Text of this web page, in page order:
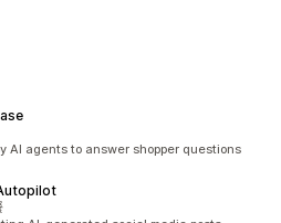
AI agents to answer shopper questions